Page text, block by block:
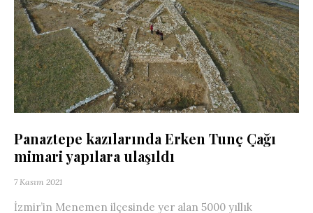
Panaztepe kazılarında Erken Tunç Çağı
mimari yapılara ulaşıldı
7 Kasım 2021
İzmir’in Menemen ilçesinde yer alan 5000 yıllık